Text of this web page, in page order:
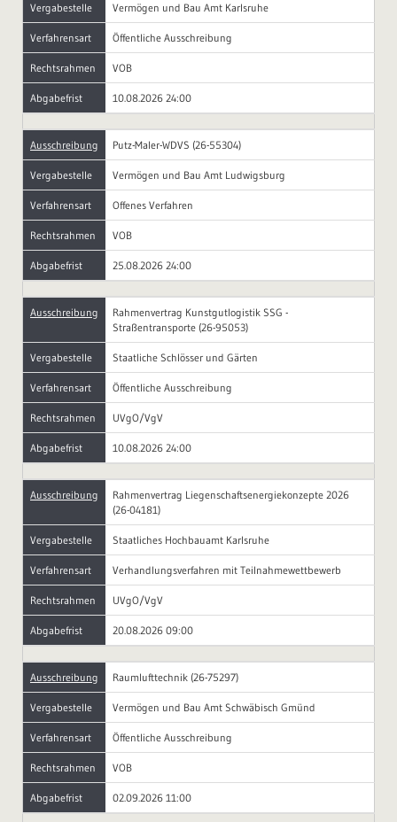
Vergabestelle Vermögen und Bau Amt Karlsruhe
Verfahrensart Öffentliche Ausschreibung
Rechtsrahmen VOB
Abgabefrist 10.08.2026 24:00
Ausschreibung Putz-Maler-WDVS (26-55304)
Vergabestelle Vermögen und Bau Amt Ludwigsburg
Verfahrensart Offenes Verfahren
Rechtsrahmen VOB
Abgabefrist 25.08.2026 24:00
Ausschreibung
Rahmenvertrag Kunstgutlogistik SSG -
Straßentransporte (26-95053)
Vergabestelle Staatliche Schlösser und Gärten
Verfahrensart Öffentliche Ausschreibung
Rechtsrahmen UVgO/VgV
Abgabefrist 10.08.2026 24:00
Ausschreibung
Rahmenvertrag Liegenschaftsenergiekonzepte 2026
(26-04181)
Vergabestelle Staatliches Hochbauamt Karlsruhe
Verfahrensart Verhandlungsverfahren mit Teilnahmewettbewerb
Rechtsrahmen UVgO/VgV
Abgabefrist 20.08.2026 09:00
Ausschreibung Raumlufttechnik (26-75297)
Vergabestelle Vermögen und Bau Amt Schwäbisch Gmünd
Verfahrensart Öffentliche Ausschreibung
Rechtsrahmen VOB
Abgabefrist 02.09.2026 11:00